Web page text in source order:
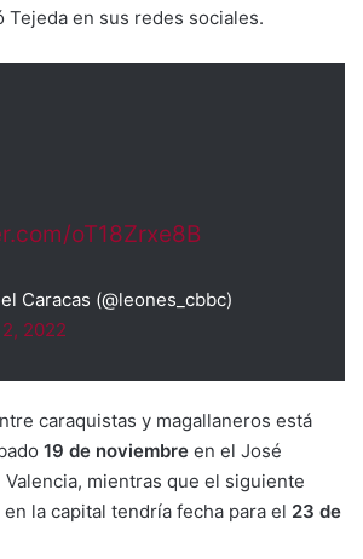
Tejeda en sus redes sociales.
oT18Zrxe8B
Caracas (@leones_cbbc)
2022
caraquistas y magallaneros está
19 de noviembre en el José
mientras que el siguiente
la capital tendría fecha para el 23 de